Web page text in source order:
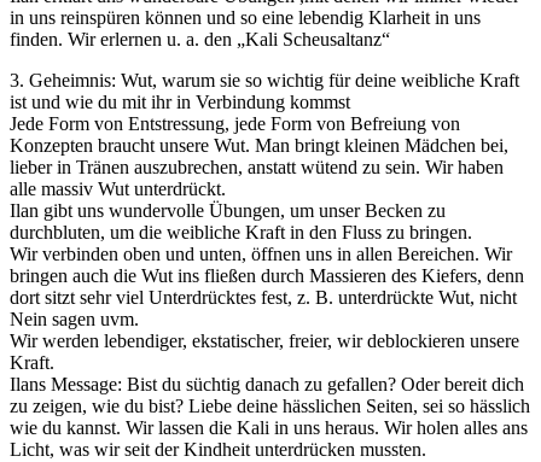
in uns reinspüren können und so eine lebendig Klarheit in uns
finden. Wir erlernen u. a. den „Kali Scheusaltanz“
3. Geheimnis: Wut, warum sie so wichtig für deine weibliche Kraft
ist und wie du mit ihr in Verbindung kommst
Jede Form von Entstressung, jede Form von Befreiung von
Konzepten braucht unsere Wut. Man bringt kleinen Mädchen bei,
lieber in Tränen auszubrechen, anstatt wütend zu sein. Wir haben
alle massiv Wut unterdrückt.
Ilan gibt uns wundervolle Übungen, um unser Becken zu
durchbluten, um die weibliche Kraft in den Fluss zu bringen.
Wir verbinden oben und unten, öffnen uns in allen Bereichen. Wir
bringen auch die Wut ins fließen durch Massieren des Kiefers, denn
dort sitzt sehr viel Unterdrücktes fest, z. B. unterdrückte Wut, nicht
Nein sagen uvm.
Wir werden lebendiger, ekstatischer, freier, wir deblockieren unsere
Kraft.
Ilans Message: Bist du süchtig danach zu gefallen? Oder bereit dich
zu zeigen, wie du bist? Liebe deine hässlichen Seiten, sei so hässlich
wie du kannst. Wir lassen die Kali in uns heraus. Wir holen alles ans
Licht, was wir seit der Kindheit unterdrücken mussten.